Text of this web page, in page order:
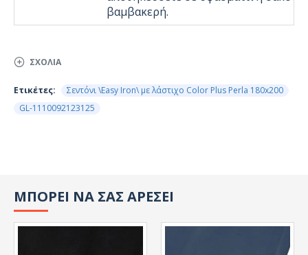
βαμβακερή.
ΣΧΌΛΙΑ
Ετικέτες:
Σεντόνι \Easy Iron\ με λάστιχο Color Plus Perla 180x200
GL-1110092123125
ΜΠΟΡΕΙ ΝΑ ΣΑΣ ΑΡΕΣΕΙ